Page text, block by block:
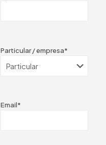
Particular / empresa*
Email*